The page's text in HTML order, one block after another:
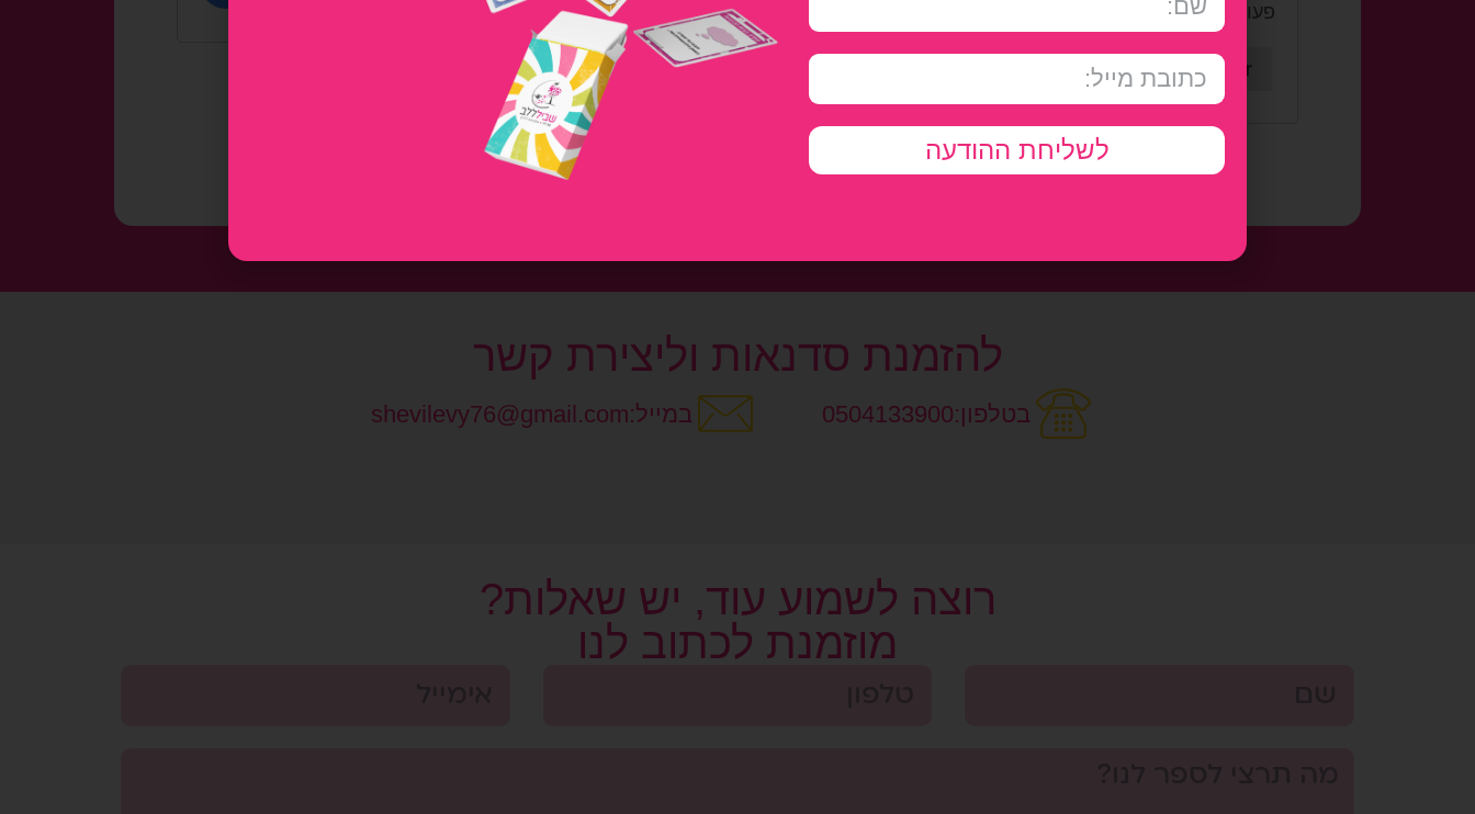
פעולות נוספות כפי שמפורט ב
Register
להזמנת סדנאות וליצירת קשר
בטלפון:0504133900 במייל:shevilevy76@gmail.com
רוצה לשמוע עוד, יש שאלות?
מוזמנת לכתוב לנו
לשליחת ההודעה